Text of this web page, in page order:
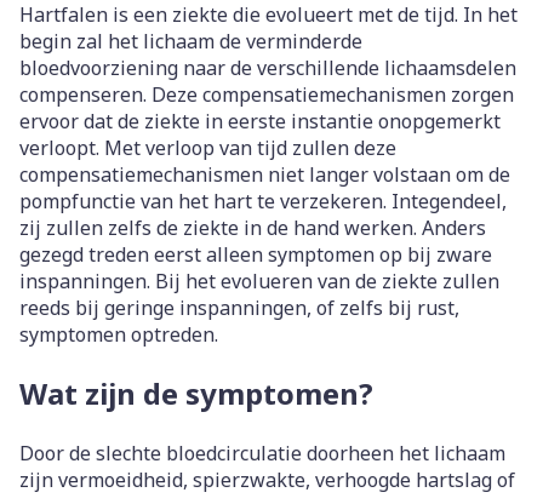
Hartfalen is een ziekte die evolueert met de tijd. In het
begin zal het lichaam de verminderde
bloedvoorziening naar de verschillende lichaamsdelen
compenseren. Deze compensatiemechanismen zorgen
ervoor dat de ziekte in eerste instantie onopgemerkt
verloopt. Met verloop van tijd zullen deze
compensatiemechanismen niet langer volstaan om de
pompfunctie van het hart te verzekeren. Integendeel,
zij zullen zelfs de ziekte in de hand werken. Anders
gezegd treden eerst alleen symptomen op bij zware
inspanningen. Bij het evolueren van de ziekte zullen
reeds bij geringe inspanningen, of zelfs bij rust,
symptomen optreden.
Wat zijn de symptomen?
Door de slechte bloedcirculatie doorheen het lichaam
zijn vermoeidheid, spierzwakte, verhoogde hartslag of